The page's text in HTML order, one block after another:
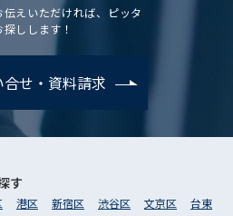
伝えいただければ、ピッタ
しします！
合せ・資料請求
す
港区 新宿区 渋谷区 文京区
台東